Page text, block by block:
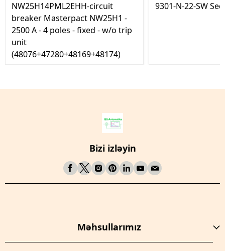
NW25H14PML2EHH-circuit
breaker Masterpact NW25H1 -
2500 A - 4 poles - fixed - w/o trip
unit
(48076+47280+48169+48174)
9301-N-22-SW
Bizi izləyin
Məhsullarımız